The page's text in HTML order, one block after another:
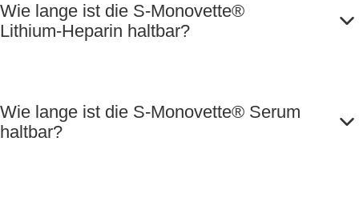
Wie lange ist die S-Monovette®
Lithium-Heparin haltbar?
Wie lange ist die S-Monovette® Serum
haltbar?